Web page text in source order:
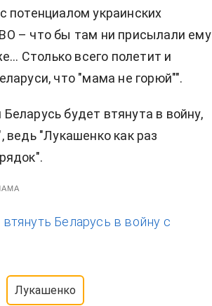
потенциалом украинских
– что бы там ни присылали ему
Столько всего полетит и
что "мама не горюй"".
будет втянута в войну,
ведь "Лукашенко как раз
Беларусь в войну с
Лукашенко